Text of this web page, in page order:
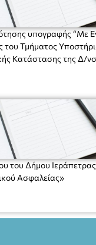
ΕΕ
υπογραφής “Με
του Τμήματος
Κατάστασης της Δ/
πιστοποιητικά, πράξεις και
του Δήμου
Ασφαλείας»